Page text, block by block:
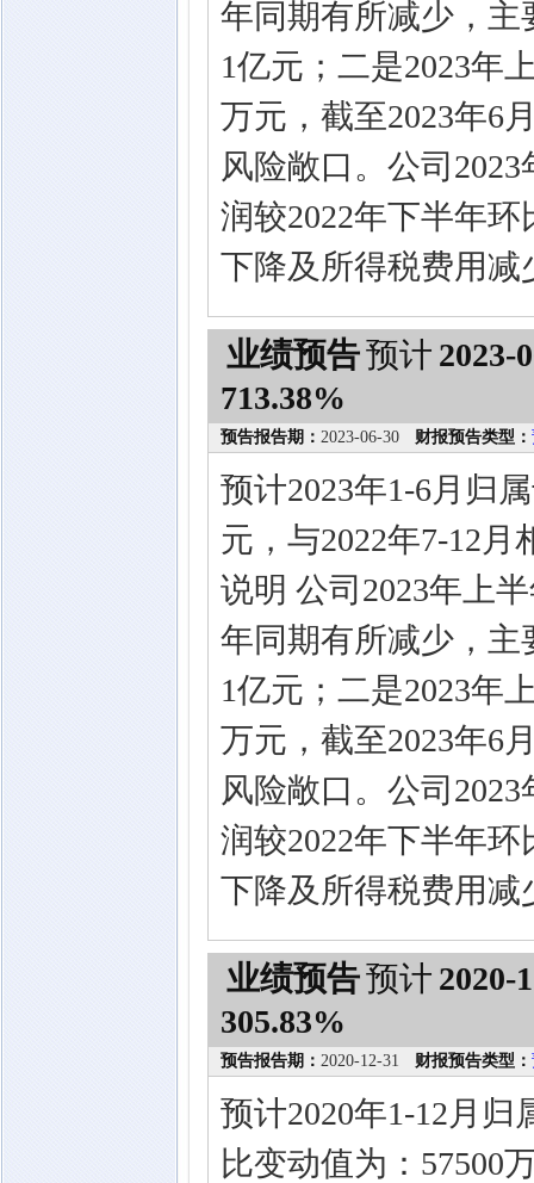
年同期有所减少，
1亿元；二是2023年
万元，截至2023年6
风险敞口。公司
润较2022年下半年
下降及所得税费用减
业绩预告预计 2023-
713.38%
预告报告期： 2023-06-30 财报预告类型：
预计2023年1-6月归
元，与2022年7-12
说明 公司2023年上
年同期有所减少，
1亿元；二是2023年
万元，截至2023年6
风险敞口。公司
润较2022年下半年
下降及所得税费用减
业绩预告预计 2020-
305.83%
预告报告期： 2020-12-31 财报预告类型：
预计2020年1-12月
比变动值为：57500